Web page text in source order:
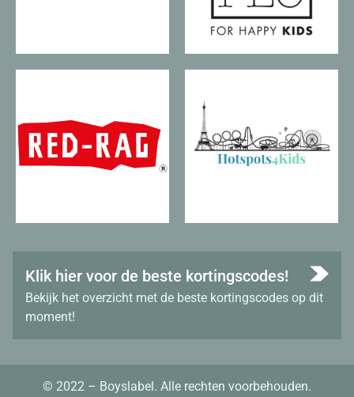
Klik hier voor de beste kortingscodes!
Bekijk het overzicht met de beste kortingscodes op dit
moment!
© 2022 – Boyslabel. Alle rechten voorbehouden.